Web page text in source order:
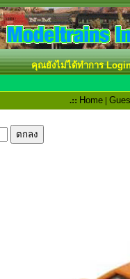
คุณยังไม่ได้ทำการ
.:: Home |